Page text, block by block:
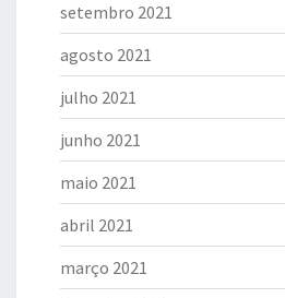
setembro 2021
agosto 2021
julho 2021
junho 2021
maio 2021
abril 2021
março 2021